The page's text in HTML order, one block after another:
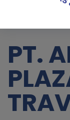
PT.